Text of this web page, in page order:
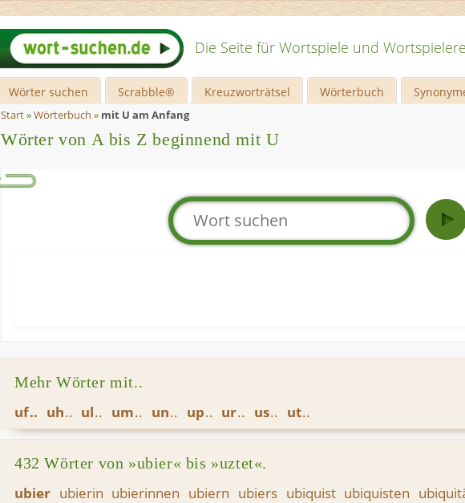
Die Seite für Wortspiele und
Wörter suchen Scrabble® Kreuzworträtsel Wörterbuch
Start»Wörterbuch » mit U am Anfang
Wörter von A bis Z beginnend mit U
Mehr Wörter mit..
uf uh ul um un up ur us ut
432 Wörter von »ubier« bis »uztet«.
ubier ubierin ubierinnen ubiern ubiers ubiquist ubiquisten